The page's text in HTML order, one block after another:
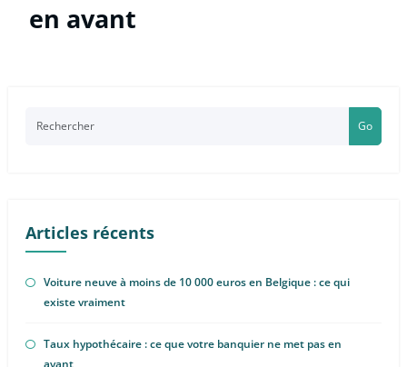
en avant
Go
Articles récents
Voiture neuve à moins de 10 000 euros en Belgique : ce qui
existe vraiment
Taux hypothécaire : ce que votre banquier ne met pas en